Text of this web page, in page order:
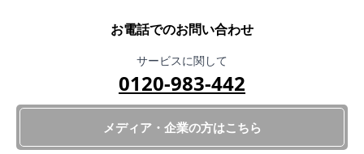
お電話でのお問い合わせ
サービスに関して
0120-983-442
メディア・企業の方はこちら